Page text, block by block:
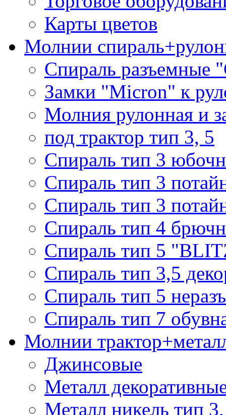
Карты цветов
Молнии
Спираль разъемные
Замки "Micron" к
Молния рулонная и
под трактор тип 3, 5
Спираль тип 3
Спираль тип 3
Спираль тип 3
Спираль тип 4
Спираль тип 5
Спираль тип 3,5
Спираль тип 5
Спираль тип 7
Молнии
Джинсовые
Металл
Металл никель тип